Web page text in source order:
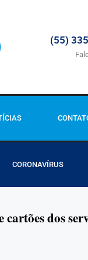
(55)
CORONAVÍRUS
dos